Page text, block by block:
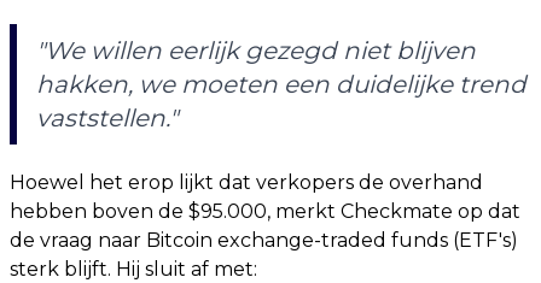
"We willen eerlijk gezegd niet blijven
hakken, we moeten een duidelijke trend
vaststellen."
Hoewel het erop lijkt dat verkopers de overhand
hebben boven de $95.000, merkt Checkmate op dat
de vraag naar Bitcoin exchange-traded funds (ETF's)
sterk blijft. Hij sluit af met: